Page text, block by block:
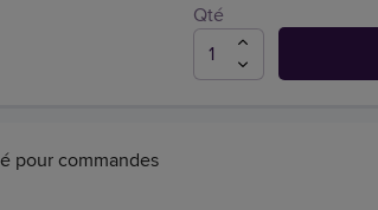
Qté
pour commandes